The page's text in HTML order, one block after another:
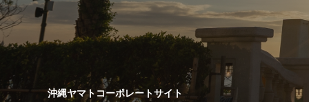
沖縄ヤマトコーポレートサイト